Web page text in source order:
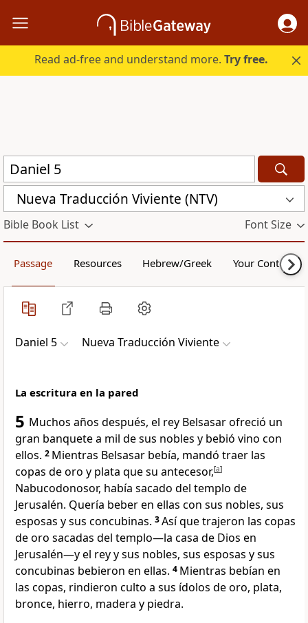
Read ad-free and understand more.Try free.
Nueva Traducción Viviente (NTV)
Bible Book List Font Size
Passage Resources Hebrew/Greek Your Content
Daniel 5 Nueva Traducción Viviente
La escritura en la pared
5 Muchos años después, el rey Belsasar ofreció un
gran banquete a mil de sus nobles y bebió vino con
ellos. 2 Mientras Belsasar bebía, mandó traer las
copas de oro y plata que su antecesor,[a]
Nabucodonosor, había sacado del templo de
Jerusalén. Quería beber en ellas con sus nobles, sus
esposas y sus concubinas. 3Así que trajeron las copas
de oro sacadas del templo—la casa de Dios en
Jerusalén—y el rey y sus nobles, sus esposas y sus
concubinas bebieron en ellas. 4 Mientras bebían en
las copas, rindieron culto a sus ídolos de oro, plata,
bronce, hierro, madera y piedra.